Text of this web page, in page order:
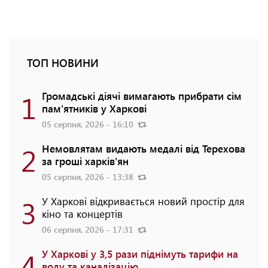
ТОП НОВИНИ
1 Громадські діячі вимагають прибрати сім
пам'ятників у Харкові
05 серпня, 2026 - 16:10
2 Немовлятам видають медалі від Терехова
за гроші харків'ян
05 серпня, 2026 - 13:38
3 У Харкові відкривається новий простір для
кіно та концертів
06 серпня, 2026 - 17:31
У Харкові у 3,5 рази піднімуть тарифи на